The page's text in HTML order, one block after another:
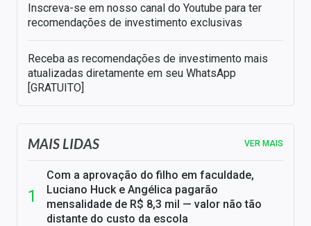
Inscreva-se em nosso canal do Youtube para ter
recomendações de investimento exclusivas
Receba as recomendações de investimento mais
atualizadas diretamente em seu WhatsApp
[GRATUITO]
MAIS LIDAS VER MAIS
Com a aprovação do filho em faculdade,
Luciano Huck e Angélica pagarão
mensalidade de R$ 8,3 mil — valor não tão
distante do custo da escola